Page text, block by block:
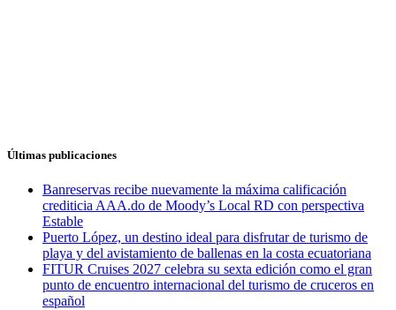
Últimas publicaciones
Banreservas recibe nuevamente la máxima calificación
crediticia AAA.do de Moody’s Local RD con perspectiva
Estable
Puerto López, un destino ideal para disfrutar de turismo de
playa y del avistamiento de ballenas en la costa ecuatoriana
FITUR Cruises 2027 celebra su sexta edición como el gran
punto de encuentro internacional del turismo de cruceros en
español